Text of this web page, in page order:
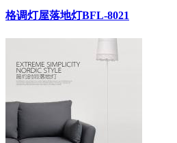
格调灯屋落地灯BFL-8021